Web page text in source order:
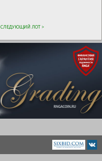
СЛЕДУЮЩИЙ ЛОТ >